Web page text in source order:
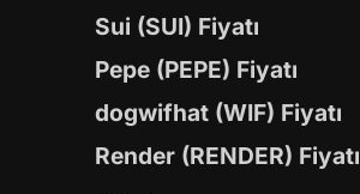
Sui (SUI) Fiyatı
Pepe (PEPE) Fiyatı
dogwifhat (WIF) Fiyatı
Render (RENDER) Fiyatı